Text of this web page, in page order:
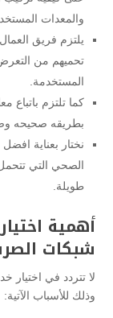
والمعدات
يلتزم فريق
تحميهم من
المستخدمة.
كما تلتزم باتباع
بطريقه صحيحه
نختار بعناية
الصحي التي
طويلة.
أهمية
شبكات
لا تتردد في
وذلك للأسباب الآتية: